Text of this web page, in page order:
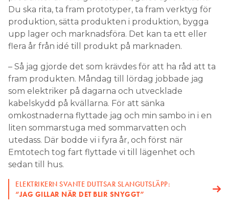
Du ska rita, ta fram prototyper, ta fram verktyg för
produktion, sätta produkten i produktion, bygga
upp lager och marknadsföra. Det kan ta ett eller
flera år från idé till produkt på marknaden.
– Så jag gjorde det som krävdes för att ha råd att ta
fram produkten. Måndag till lördag jobbade jag
som elektriker på dagarna och utvecklade
kabelskydd på kvällarna. För att sänka
omkostnaderna flyttade jag och min sambo in i en
liten sommarstuga med sommarvatten och
utedass. Där bodde vi i fyra år, och först när
Emtotech tog fart flyttade vi till lägenhet och
sedan till hus.
ELEKTRIKERN SVANTE DUTTSAR SLANGUTSLÄPP:
“JAG GILLAR NÄR DET BLIR SNYGGT”